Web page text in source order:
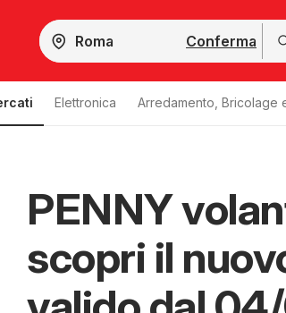
Conferma
Elettronica Arredamento, Bricolage
PENNY
scopri il